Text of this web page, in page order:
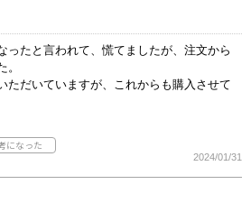
ったと言われて、慌てましたが、注文から
ただいていますが、これからも購入させて
2024/01/31